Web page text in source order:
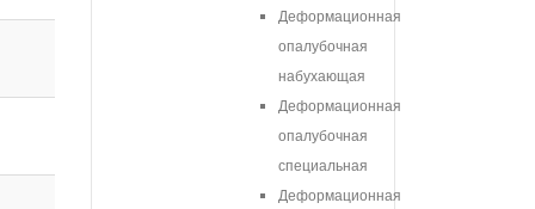
Деформационная
опалубочная
набухающая
Деформационная
опалубочная
специальная
Деформационная